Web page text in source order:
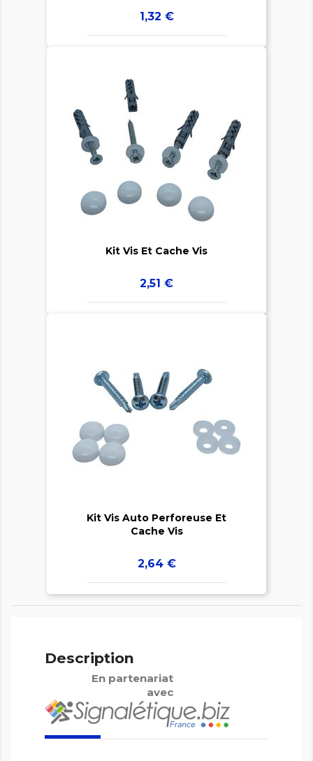
Prix
1,32 €

Kit Vis Et Cache Vis
Prix
2,51 €

Kit Vis Auto Perforeuse Et
Cache Vis
Prix
2,64 €
Description
En partenariat
avec